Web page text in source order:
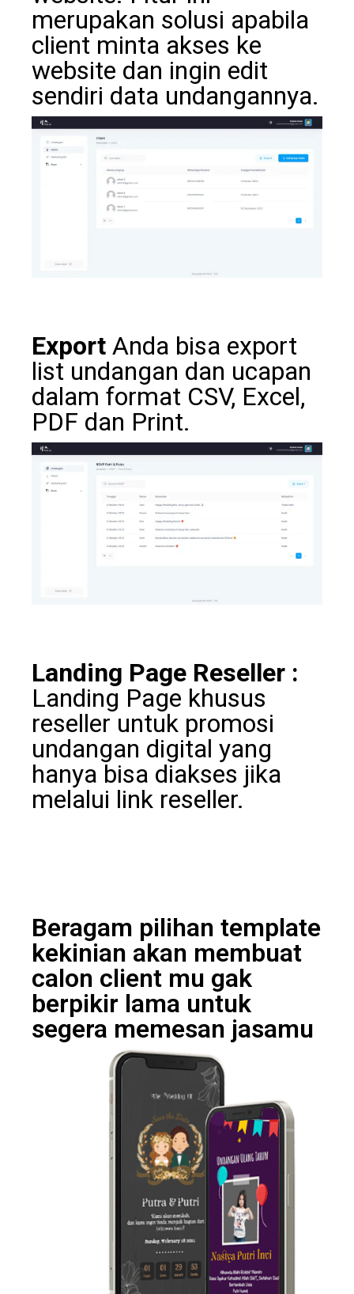
merupakan solusi apabila
client minta akses ke
website dan ingin edit
sendiri data undangannya.
Export Anda bisa export
list undangan dan ucapan
dalam format CSV, Excel,
PDF dan Print.
Landing Page Reseller :
Landing Page khusus
reseller untuk promosi
undangan digital yang
hanya bisa diakses jika
melalui link reseller.
Beragam pilihan template
kekinian akan membuat
calon client mu gak
berpikir lama untuk
segera memesan jasamu